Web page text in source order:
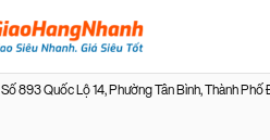
Số 893 Quốc Lộ 14, Phường Tân Bình, Thành Phố